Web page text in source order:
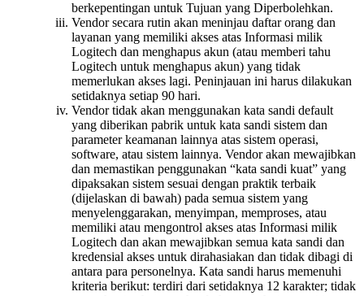
berkepentingan untuk Tujuan yang Diperbolehkan.
Vendor secara rutin akan meninjau daftar orang dan
layanan yang memiliki akses atas Informasi milik
Logitech dan menghapus akun (atau memberi tahu
Logitech untuk menghapus akun) yang tidak
memerlukan akses lagi. Peninjauan ini harus dilakukan
setidaknya setiap 90 hari.
Vendor tidak akan menggunakan kata sandi default
yang diberikan pabrik untuk kata sandi sistem dan
parameter keamanan lainnya atas sistem operasi,
software, atau sistem lainnya. Vendor akan mewajibkan
dan memastikan penggunakan “kata sandi kuat” yang
dipaksakan sistem sesuai dengan praktik terbaik
(dijelaskan di bawah) pada semua sistem yang
menyelenggarakan, menyimpan, memproses, atau
memiliki atau mengontrol akses atas Informasi milik
Logitech dan akan mewajibkan semua kata sandi dan
kredensial akses untuk dirahasiakan dan tidak dibagi di
antara para personelnya. Kata sandi harus memenuhi
kriteria berikut: terdiri dari setidaknya 12 karakter; tidak